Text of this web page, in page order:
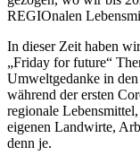
REGIOnalen
In dieser Zeit haben
„Friday for future“
Umweltgedanke in
während der ersten
regionale
eigenen Landwirte,
denn je.